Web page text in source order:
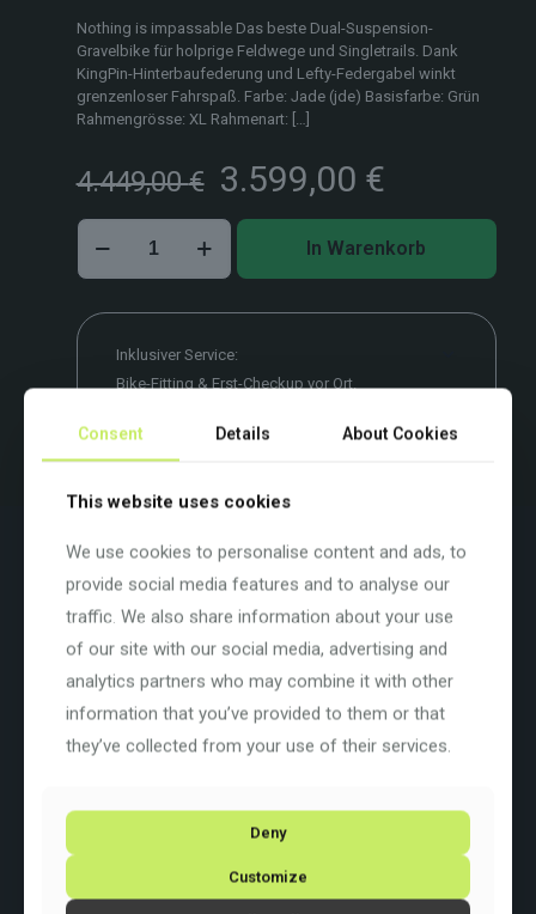
Nothing is impassable Das beste Dual-Suspension-
Gravelbike für holprige Feldwege und Singletrails. Dank
KingPin-Hinterbaufederung und Lefty-Federgabel winkt
grenzenloser Fahrspaß. Farbe: Jade (jde) Basisfarbe: Grün
Rahmengrösse: XL Rahmenart:
4.449,00€ Ursprünglicher
Preis
war:
4.449,00 €
3.599,00 €Aktueller
Preis
ist:
3.599,00
Cannondale
Topstone
Carbon
–
XL
Menge
In Warenkorb
Inklusiver Service:
Bike-Fitting & Erst-Checkup vor Ort.
Beispielbild. Farben und Ausstattung variieren.
Nothing is impassable
Das beste Dual-Suspension-Gravelbike für holprige Feldwege
und Singletrails. Dank KingPin-Hinterbaufederung und Lefty-
Federgabel winkt grenzenloser Fahrspaß.
Farbe: Jade (jde)
Basisfarbe: Grün
Rahmenmaterial:Carbon
Schaltung: Shimano GRX 600/800 2×11
Consent Details About Cookies
This website uses cookies
We use cookies to personalise content and ads, to
provide social media features and to analyse our
traffic. We also share information about your use
of our site with our social media, advertising and
analytics partners who may combine it with other
information that you’ve provided to them or that
they’ve collected from your use of their services.
Deny
Customize